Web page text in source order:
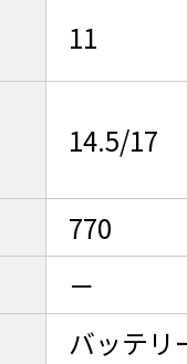
11
14.5/17
770
－
バッテリ